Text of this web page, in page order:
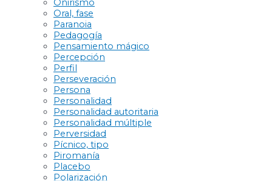
Onirismo
Oral, fase
Paranoia
Pedagogía
Pensamiento mágico
Percepción
Perfil
Perseveración
Persona
Personalidad
Personalidad autoritaria
Personalidad múltiple
Perversidad
Pícnico, tipo
Piromanía
Placebo
Polarización